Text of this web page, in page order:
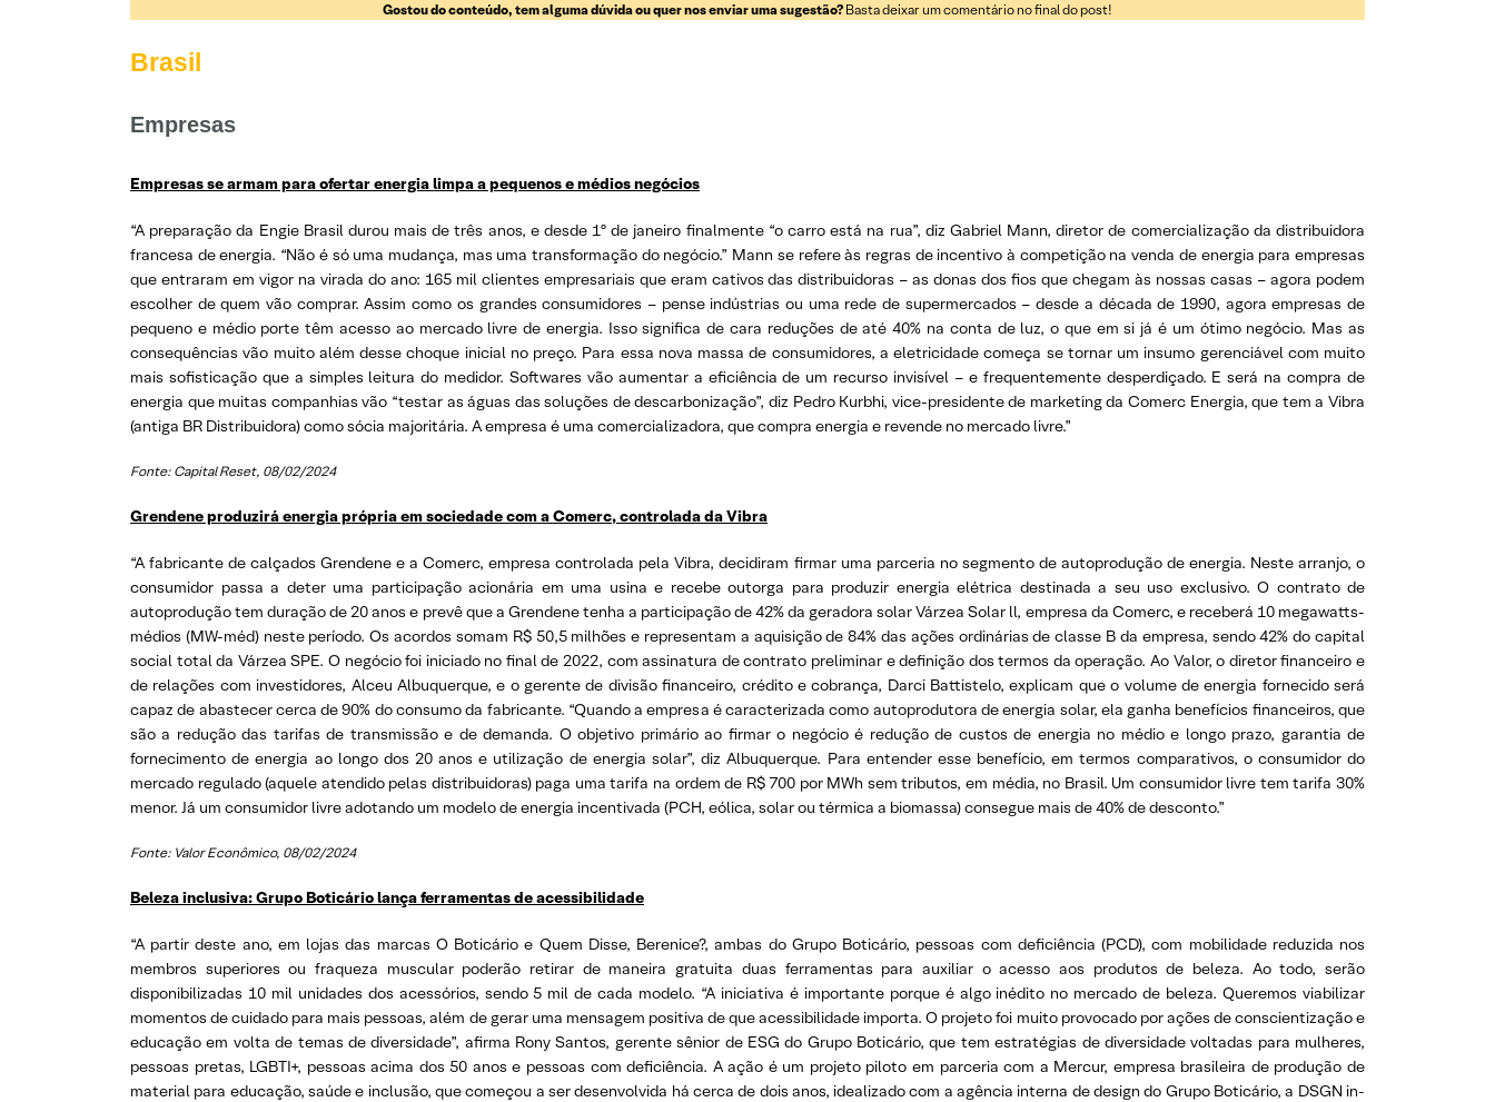
Gostou do conteúdo, tem alguma dúvida ou quer nos enviar uma sugestão? Basta deixar um comentário no final do post!
Brasil
Empresas
Empresas se armam para ofertar energia limpa a pequenos e médios negócios
“A preparação da Engie Brasil durou mais de três anos, e desde 1º de janeiro finalmente “o carro está na rua”, diz Gabriel Mann, diretor de comercialização da distribuidora
francesa de energia. “Não é só uma mudança, mas uma transformação do negócio.” Mann se refere às regras de incentivo à competição na venda de energia para empresas
que entraram em vigor na virada do ano: 165 mil clientes empresariais que eram cativos das distribuidoras – as donas dos fios que chegam às nossas casas – agora podem
escolher de quem vão comprar. Assim como os grandes consumidores – pense indústrias ou uma rede de supermercados – desde a década de 1990, agora empresas de
pequeno e médio porte têm acesso ao mercado livre de energia. Isso significa de cara reduções de até 40% na conta de luz, o que em si já é um ótimo negócio. Mas as
consequências vão muito além desse choque inicial no preço. Para essa nova massa de consumidores, a eletricidade começa se tornar um insumo gerenciável com muito
mais sofisticação que a simples leitura do medidor. Softwares vão aumentar a eficiência de um recurso invisível – e frequentemente desperdiçado. E será na compra de
energia que muitas companhias vão “testar as águas das soluções de descarbonização”, diz Pedro Kurbhi, vice-presidente de marketing da Comerc Energia, que tem a Vibra
(antiga BR Distribuidora) como sócia majoritária. A empresa é uma comercializadora, que compra energia e revende no mercado livre.”
Fonte: Capital Reset, 08/02/2024
Grendene produzirá energia própria em sociedade com a Comerc, controlada da Vibra
“A fabricante de calçados Grendene e a Comerc, empresa controlada pela Vibra, decidiram firmar uma parceria no segmento de autoprodução de energia. Neste arranjo, o
consumidor passa a deter uma participação acionária em uma usina e recebe outorga para produzir energia elétrica destinada a seu uso exclusivo. O contrato de
autoprodução tem duração de 20 anos e prevê que a Grendene tenha a participação de 42% da geradora solar Várzea Solar ll, empresa da Comerc, e receberá 10 megawatts-
médios (MW-méd) neste período. Os acordos somam R$ 50,5 milhões e representam a aquisição de 84% das ações ordinárias de classe B da empresa, sendo 42% do capital
social total da Várzea SPE. O negócio foi iniciado no final de 2022, com assinatura de contrato preliminar e definição dos termos da operação. Ao Valor, o diretor financeiro e
de relações com investidores, Alceu Albuquerque, e o gerente de divisão financeiro, crédito e cobrança, Darci Battistelo, explicam que o volume de energia fornecido será
capaz de abastecer cerca de 90% do consumo da fabricante. “Quando a empresa é caracterizada como autoprodutora de energia solar, ela ganha benefícios financeiros, que
são a redução das tarifas de transmissão e de demanda. O objetivo primário ao firmar o negócio é redução de custos de energia no médio e longo prazo, garantia de
fornecimento de energia ao longo dos 20 anos e utilização de energia solar”, diz Albuquerque. Para entender esse benefício, em termos comparativos, o consumidor do
mercado regulado (aquele atendido pelas distribuidoras) paga uma tarifa na ordem de R$ 700 por MWh sem tributos, em média, no Brasil. Um consumidor livre tem tarifa 30%
menor. Já um consumidor livre adotando um modelo de energia incentivada (PCH, eólica, solar ou térmica a biomassa) consegue mais de 40% de desconto.”
Fonte: Valor Econômico, 08/02/2024
Beleza inclusiva: Grupo Boticário lança ferramentas de acessibilidade
“A partir deste ano, em lojas das marcas O Boticário e Quem Disse, Berenice?, ambas do Grupo Boticário, pessoas com deficiência (PCD), com mobilidade reduzida nos
membros superiores ou fraqueza muscular poderão retirar de maneira gratuita duas ferramentas para auxiliar o acesso aos produtos de beleza. Ao todo, serão
disponibilizadas 10 mil unidades dos acessórios, sendo 5 mil de cada modelo. “A iniciativa é importante porque é algo inédito no mercado de beleza. Queremos viabilizar
momentos de cuidado para mais pessoas, além de gerar uma mensagem positiva de que acessibilidade importa. O projeto foi muito provocado por ações de conscientização e
educação em volta de temas de diversidade”, afirma Rony Santos, gerente sênior de ESG do Grupo Boticário, que tem estratégias de diversidade voltadas para mulheres,
pessoas pretas, LGBTI+, pessoas acima dos 50 anos e pessoas com deficiência. A ação é um projeto piloto em parceria com a Mercur, empresa brasileira de produção de
material para educação, saúde e inclusão, que começou a ser desenvolvida há cerca de dois anos, idealizado com a agência interna de design do Grupo Boticário, a DSGN in-